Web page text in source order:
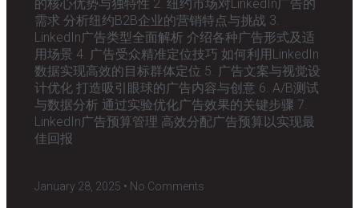
的核心优势与独特性 2. 纽约市场对LinkedIn广告的
需求 分析纽约B2B企业的营销特点与挑战 3.
LinkedIn广告类型全面解析 介绍各种广告形式及适
用场景 4. 广告受众精准定位技巧 如何利用LinkedIn
数据实现高效的目标群体定位 5. 广告文案与视觉设
计优化 打造吸引眼球的广告内容与创意 6. A/B测试
与数据分析 通过实验优化广告效果的关键步骤 7.
LinkedIn广告预算管理 高效分配广告预算以实现最
佳回报
January 28, 2025 No Comments